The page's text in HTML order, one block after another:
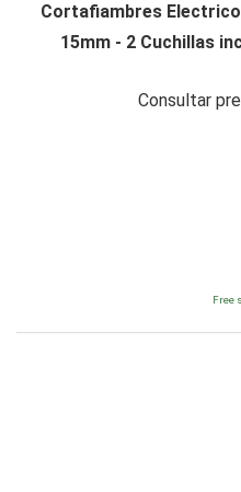
Cortafiambres
15mm - 2 Cuchillas
Consultar
Free